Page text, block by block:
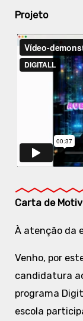
Projeto
Carta de
À atenção da
Venho, por
candidatura
programa
escola